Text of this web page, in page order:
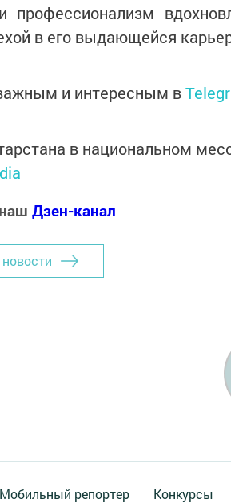
профессионализм
в его выдающейся
и интересным в
в национальном
Дзен-канал
Мобильный репортер Конкурсы